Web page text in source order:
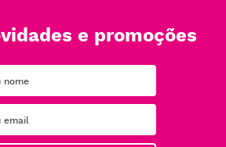
e promoções